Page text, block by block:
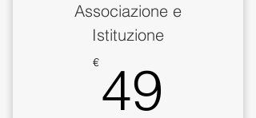
Accesso illimitato agli staff
aziendali
Chat illimitate con gli altri utenti
Possibilità di inserire il proprio
Associazione e
Istituzione
€ 49